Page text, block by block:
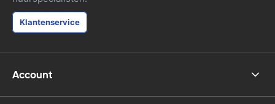
Klantenservice
Account